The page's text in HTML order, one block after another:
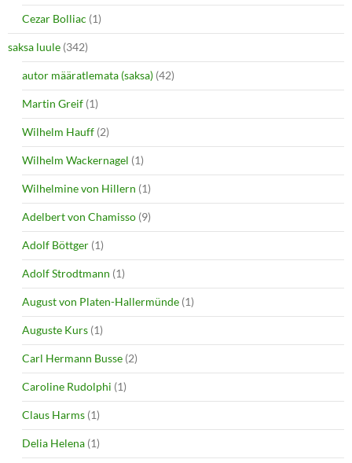
Cezar Bolliac (1)
saksa luule (342)
autor määratlemata (saksa) (42)
Martin Greif (1)
Wilhelm Hauff (2)
Wilhelm Wackernagel (1)
Wilhelmine von Hillern (1)
Adelbert von Chamisso (9)
Adolf Böttger (1)
Adolf Strodtmann (1)
August von Platen-Hallermünde (1)
Auguste Kurs (1)
Carl Hermann Busse (2)
Caroline Rudolphi (1)
Claus Harms (1)
Delia Helena (1)